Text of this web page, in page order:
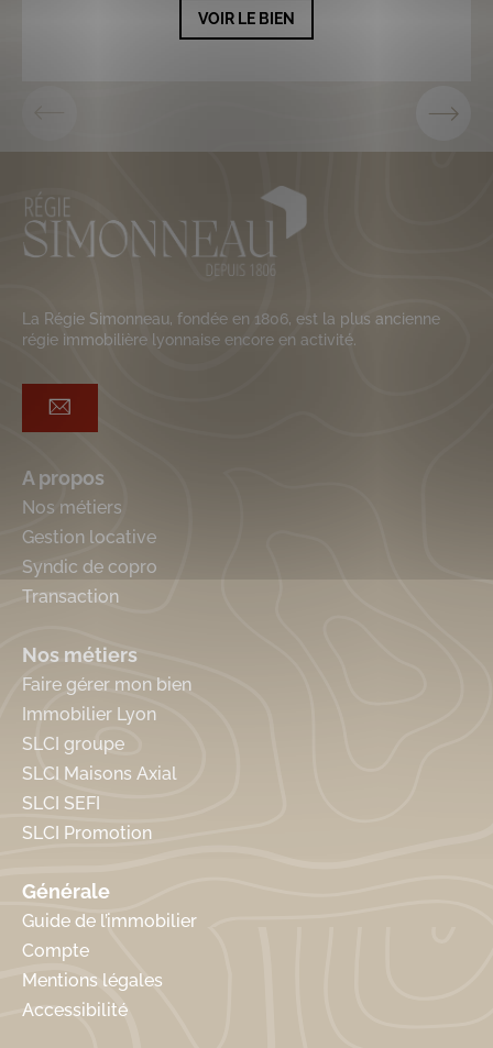
VOIR LE BIEN
La Régie Simonneau, fondée en 1806, est la plus ancienne
régie immobilière lyonnaise encore en activité.
A propos
Nos métiers
Gestion locative
Syndic de copro
Transaction
Nos métiers
Faire gérer mon bien
Immobilier Lyon
SLCI groupe
SLCI Maisons Axial
SLCI SEFI
SLCI Promotion
Générale
Guide de l’immobilier
Compte
Mentions légales
Accessibilité